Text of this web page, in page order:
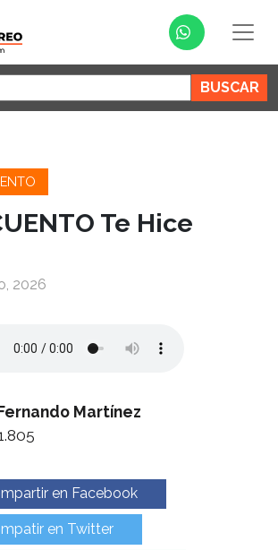
Te Hice
2026
Martínez
en Facebook
en Twitter